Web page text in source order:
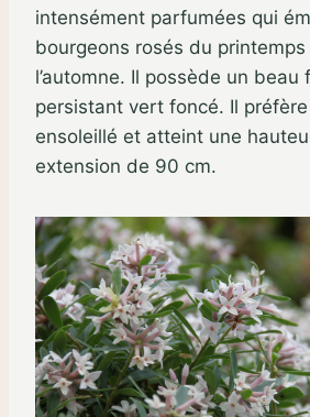
intensément parfumées qui
bourgeons rosés du printemps
l’automne. Il possède un beau
persistant vert foncé. Il
ensoleillé et atteint une
extension de 90 cm.